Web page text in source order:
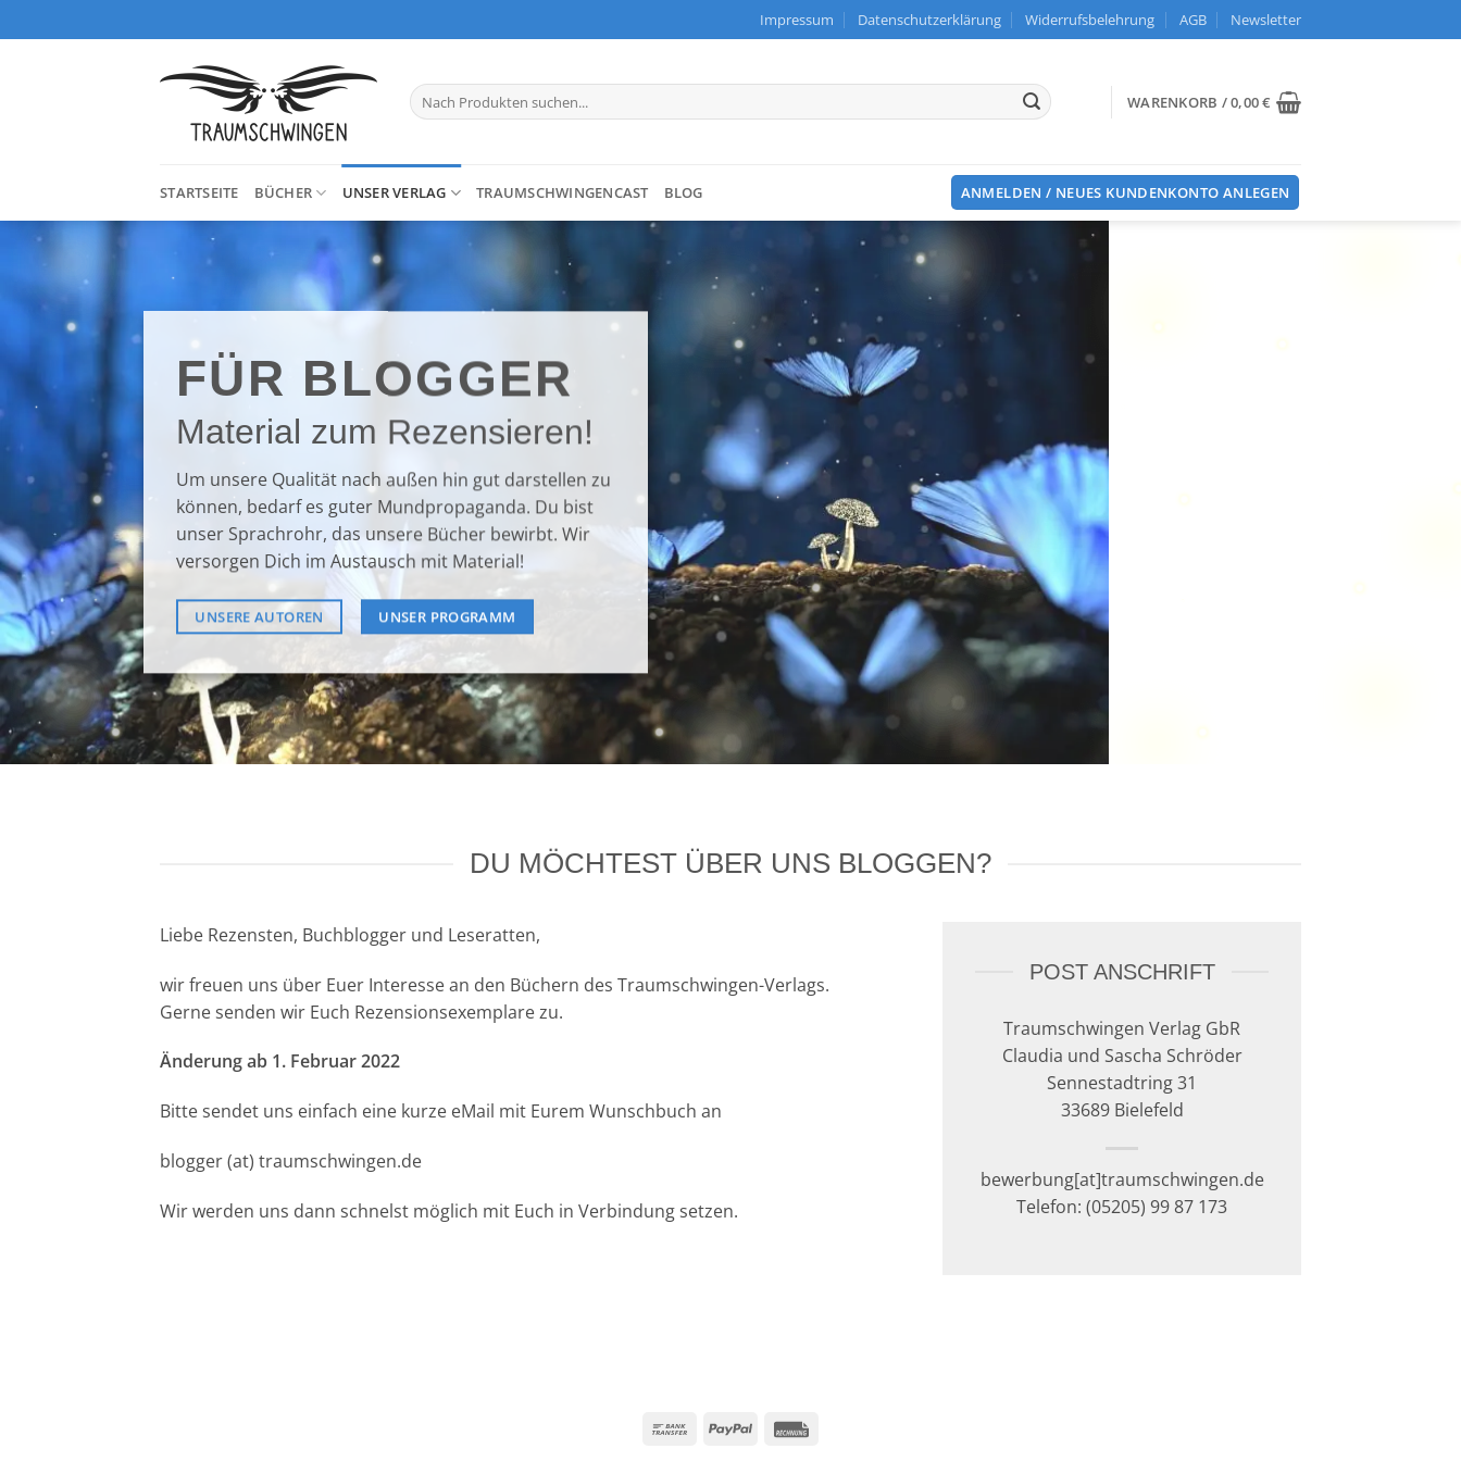
Inhalt
Impressum Datenschutzerklärung Widerrufsbelehrung AGB Newsletter
Suchen
nach:
WARENKORB /0,00€
STARTSEITE BÜCHER UNSER VERLAG TRAUMSCHWINGENCAST BLOG ANMELDEN / NEUES KUNDENKONTO ANLEGEN
FÜR BLOGGER
Material zum Rezensieren!
Um unsere Qualität nach außen hin gut darstellen zu
können, bedarf es guter Mundpropaganda. Du bist
unser Sprachrohr, das unsere Bücher bewirbt. Wir
versorgen Dich im Austausch mit Material!
UNSERE AUTOREN UNSER PROGRAMM
DU MÖCHTEST ÜBER UNS BLOGGEN?
Liebe Rezensten, Buchblogger und Leseratten,
wir freuen uns über Euer Interesse an den Büchern des Traumschwingen-Verlags.
Gerne senden wir Euch Rezensionsexemplare zu.
Änderung ab 1. Februar 2022
Bitte sendet uns einfach eine kurze eMail mit Eurem Wunschbuch an
blogger (at) traumschwingen.de
Wir werden uns dann schnelst möglich mit Euch in Verbindung setzen.
POST ANSCHRIFT
Traumschwingen Verlag GbR
Claudia und Sascha Schröder
Sennestadtring 31
33689 Bielefeld
bewerbung[at]traumschwingen.de
Telefon: (05205) 99 87 173
Bank
PayPal